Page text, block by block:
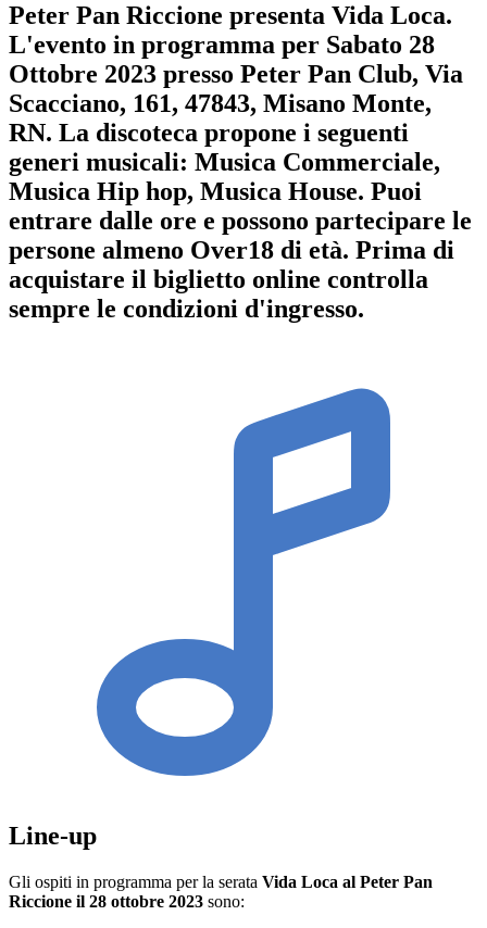
Peter Pan Riccione presenta Vida Loca.
L'evento in programma per Sabato 28
Ottobre 2023 presso Peter Pan Club, Via
Scacciano, 161, 47843, Misano Monte,
RN. La discoteca propone i seguenti
generi musicali: Musica Commerciale,
Musica Hip hop, Musica House. Puoi
entrare dalle ore e possono partecipare le
persone almeno Over18 di età. Prima di
acquistare il biglietto online controlla
sempre le condizioni d'ingresso.
Line-up
Gli ospiti in programma per la serata Vida Loca al Peter Pan
Riccione il 28 ottobre 2023 sono: